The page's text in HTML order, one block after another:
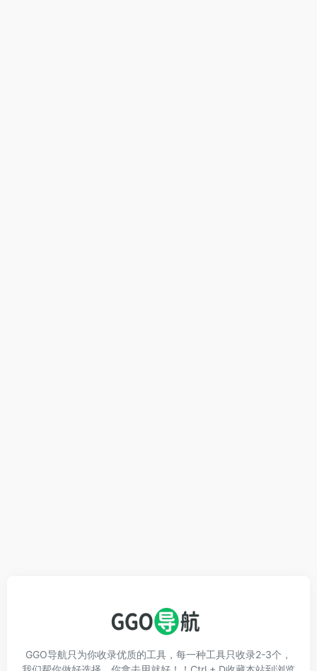
GGO导航只为你收录优质的工具，每一种工具只收录2-3个，